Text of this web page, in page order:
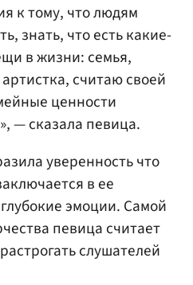
к тому, что людям
знать, что есть какие-
в жизни: семья,
считаю своей
ценности
— сказала певица.
уверенность что
в ее
эмоции. Самой
певица считает
слушателей